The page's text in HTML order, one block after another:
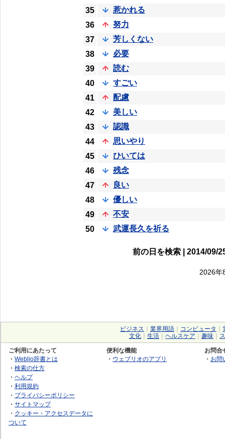
35
惹かれる
36
努力
37
芳しくない
38
必要
39
読む
40
すごい
41
配慮
42
美しい
43
認識
44
思いやり
45
ひいては
46
残念
47
良い
48
優しい
49
不安
50
武運長久を祈る
前の日を検索 | 2014/09/
2026年
ビジネス 業界用語 コンピュータ
文化
生活 ヘルスケア 趣味
ご利用にあたって
・ Weblio辞書とは
・ 検索の仕方
・ ヘルプ
・ 利用規約
・ プライバシーポリシー
・ サイトマップ
・ クッキー・アクセスデータに
ついて
便利な機能
・ ウェブリオのアプリ
お問合
・ お問